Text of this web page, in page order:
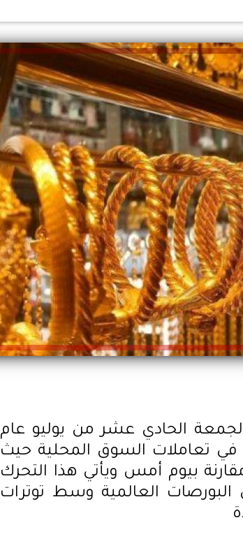
الحادي عشر من يوليو عام
تعاملات السوق المحلية حيث
بيوم أمس ويأتي هذا التحرك
البورصات العالمية وسط توترات